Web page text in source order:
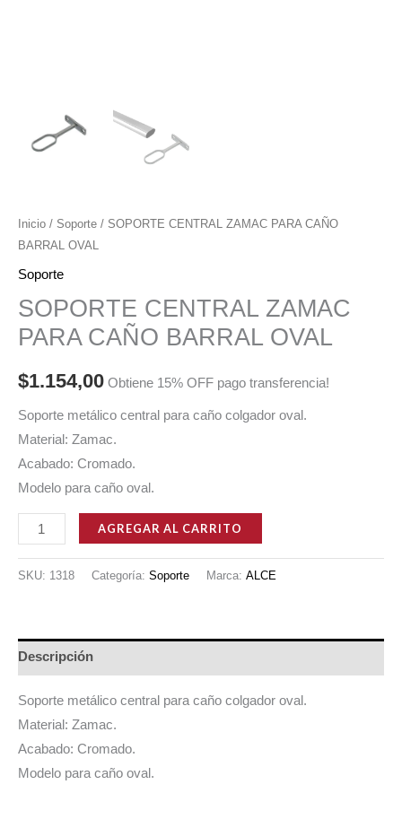
Inicio / Soporte / SOPORTE CENTRAL ZAMAC PARA CAÑO
BARRAL OVAL
Soporte
SOPORTE CENTRAL ZAMAC
PARA CAÑO BARRAL OVAL
$1.154,00 Obtiene 15% OFF pago transferencia!
Soporte metálico central para caño colgador oval.
Material: Zamac.
Acabado: Cromado.
Modelo para caño oval.
SOPORTE
CENTRAL
ZAMAC
BARRAL
cantidad
AGREGAR AL CARRITO
SKU: 1318 Categoría: Soporte Marca: ALCE
Descripción
Soporte metálico central para caño colgador oval.
Material: Zamac.
Acabado: Cromado.
Modelo para caño oval.